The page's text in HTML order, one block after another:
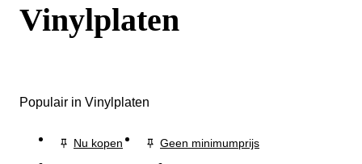
Vinylplaten
Populair in Vinylplaten
Nu kopen
Geen minimumprijs